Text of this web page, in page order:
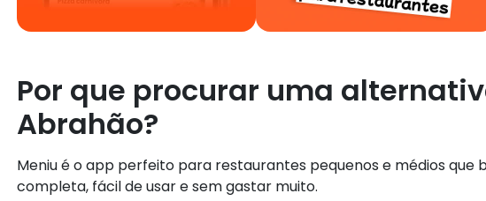
Por que procurar uma
Abrahão?
Meniu é o app perfeito para restaurantes pequenos e médios que
completa, fácil de usar e sem gastar muito.